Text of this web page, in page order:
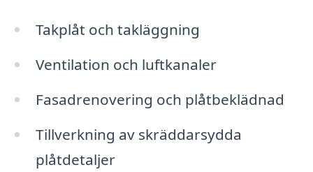
Takplåt och takläggning
Ventilation och luftkanaler
Fasadrenovering och plåtbeklädnad
Tillverkning av skräddarsydda
plåtdetaljer